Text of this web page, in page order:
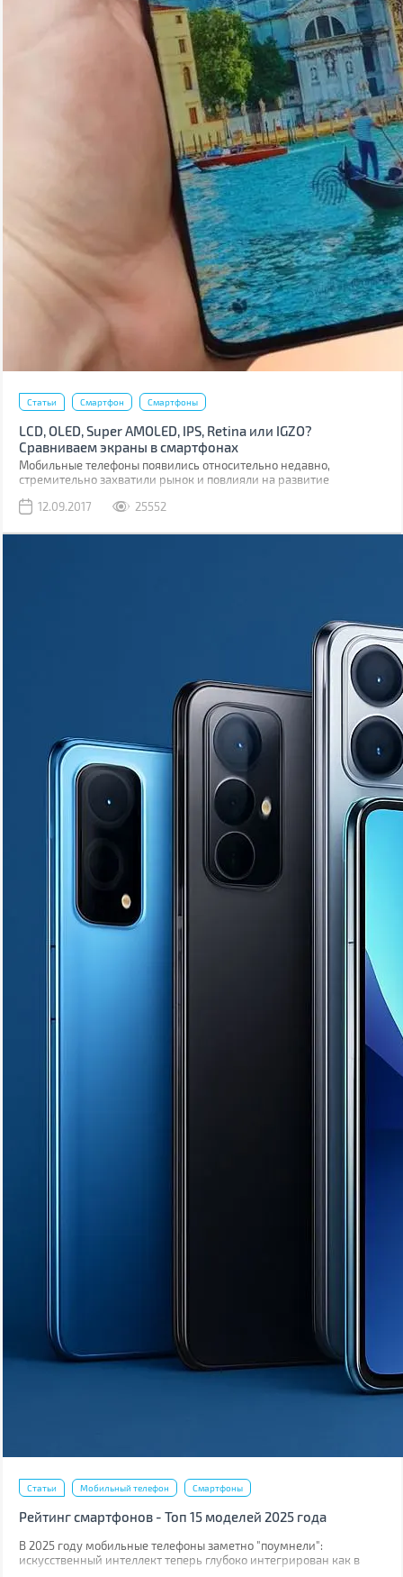
Статьи Смартфон Смартфоны
LCD, OLED, Super AMOLED, IPS, Retina или IGZO?
Сравниваем экраны в смартфонах
Мобильные телефоны появились относительно недавно,
стремительно захватили рынок и повлияли на развитие
12.09.2017
25552
Статьи Мобильный телефон Смартфоны
Рейтинг смартфонов - Топ 15 моделей 2025 года
В 2025 году мобильные телефоны заметно "поумнели":
искусственный интеллект теперь глубоко интегрирован как в